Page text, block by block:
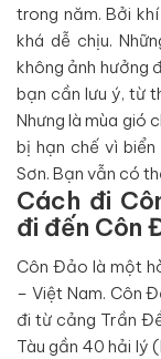
trong năm. Bởi
khá dễ chịu.
không ảnh hưởng
bạn cần lưu ý, từ
Nhưng là mùa gió
bị hạn chế vì
Sơn. Bạn vẫn có
Cách đi
đi đến Côn
Côn Đảo là một
– Việt Nam. Côn
đi từ cảng Trần
Tàu gần 40 hải lý